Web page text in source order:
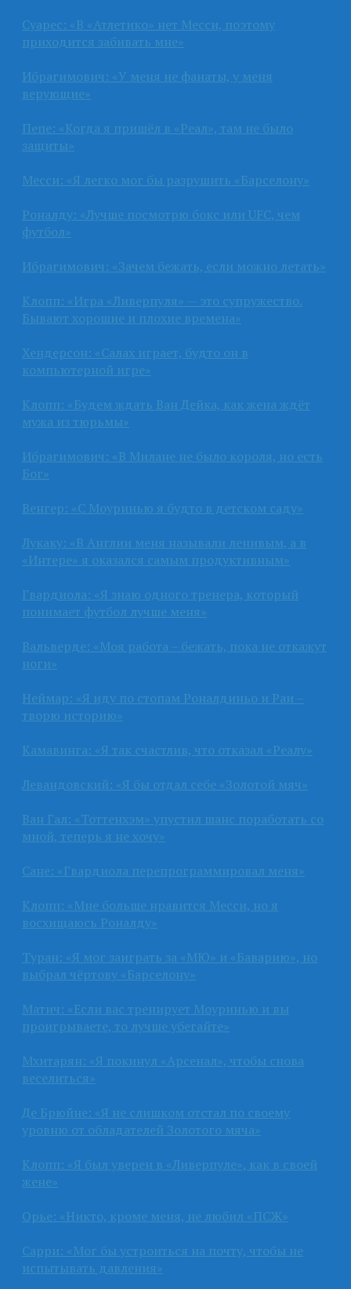
Суарес: «В «Атлетико» нет Месси, поэтому
приходится забивать мне»
Ибрагимович: «У меня не фанаты, у меня
верующие»
Пепе: «Когда я пришёл в «Реал», там не было
защиты»
Месси: «Я легко мог бы разрушить «Барселону»
Роналду: «Лучше посмотрю бокс или UFC, чем
футбол»
Ибрагимович: «Зачем бежать, если можно летать»
Клопп: «Игра «Ливерпуля» — это супружество.
Бывают хорошие и плохие времена»
Хендерсон: «Салах играет, будто он в
компьютерной игре»
Клопп: «Будем ждать Ван Дейка, как жена ждёт
мужа из тюрьмы»
Ибрагимович: «В Милане не было короля, но есть
Бог»
Венгер: «С Моуринью я будто в детском саду»
Лукаку: «В Англии меня называли ленивым, а в
«Интере» я оказался самым продуктивным»
Гвардиола: «Я знаю одного тренера, который
понимает футбол лучше меня»
Вальверде: «Моя работа – бежать, пока не откажут
ноги»
Неймар: «Я иду по стопам Роналдиньо и Раи –
творю историю»
Камавинга: «Я так счастлив, что отказал «Реалу»
Левандовский: «Я бы отдал себе «Золотой мяч»
Ван Гал: «Тоттенхэм» упустил шанс поработать со
мной, теперь я не хочу»
Сане: «Гвардиола перепрограммировал меня»
Клопп: «Мне больше нравится Месси, но я
восхищаюсь Роналду»
Туран: «Я мог заиграть за «МЮ» и «Баварию», но
выбрал чёртову «Барселону»
Матич: «Если вас тренирует Моуринью и вы
проигрываете, то лучше убегайте»
Мхитарян: «Я покинул «Арсенал», чтобы снова
веселиться»
Де Брюйне: «Я не слишком отстал по своему
уровню от обладателей Золотого мяча»
Клопп: «Я был уверен в «Ливерпуле», как в своей
жене»
Орье: «Никто, кроме меня, не любил «ПСЖ»
Сарри: «Мог бы устроиться на почту, чтобы не
испытывать давления»